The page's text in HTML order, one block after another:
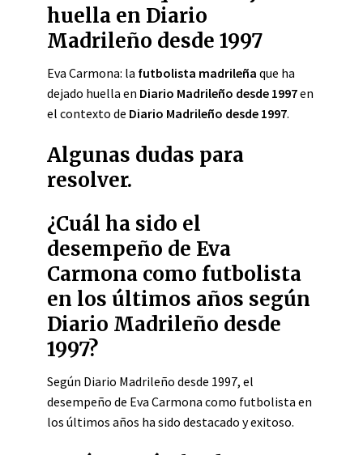
huella en Diario
Madrileño desde 1997
Eva Carmona: la futbolista madrileña que ha
dejado huella en Diario Madrileño desde 1997en
el contexto de Diario Madrileño desde 1997.
Algunas dudas para
resolver.
¿Cuál ha sido el
desempeño de Eva
Carmona como futbolista
en los últimos años según
Diario Madrileño desde
1997?
Según Diario Madrileño desde 1997, el
desempeño de Eva Carmona como futbolista en
los últimos años ha sido destacado y exitoso.